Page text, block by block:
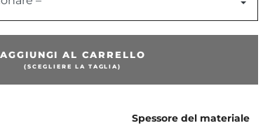
AGGIUNGI AL CARRELLO
(SCEGLIERE LA TAGLIA)
Spessore del materiale